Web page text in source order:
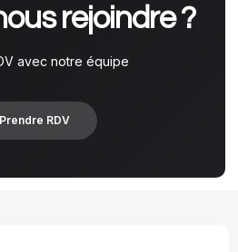
rejoindre ?
avec notre équipe
Prendre RDV